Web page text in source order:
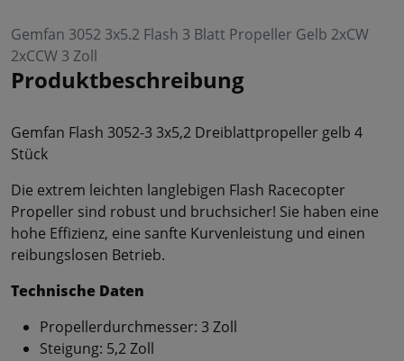
Gemfan 3052 3x5.2 Flash 3 Blatt Propeller Gelb 2xCW
2xCCW 3 Zoll
Produktbeschreibung
Gemfan Flash 3052-3 3x5,2 Dreiblattpropeller gelb 4
Stück
Die extrem leichten langlebigen Flash Racecopter
Propeller sind robust und bruchsicher! Sie haben eine
hohe Effizienz, eine sanfte Kurvenleistung und einen
reibungslosen Betrieb.
Technische Daten
Propellerdurchmesser: 3 Zoll
Steigung: 5,2 Zoll